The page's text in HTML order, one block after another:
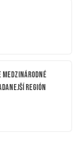
medzinárodné
región